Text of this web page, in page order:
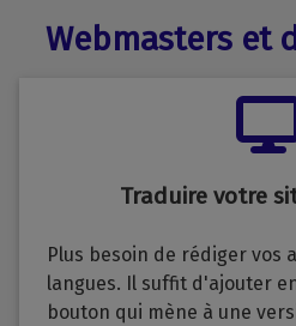
Webmasters et
Traduire votre
Plus besoin de rédiger vos
langues. Il suffit d'ajouter
bouton qui mène à une